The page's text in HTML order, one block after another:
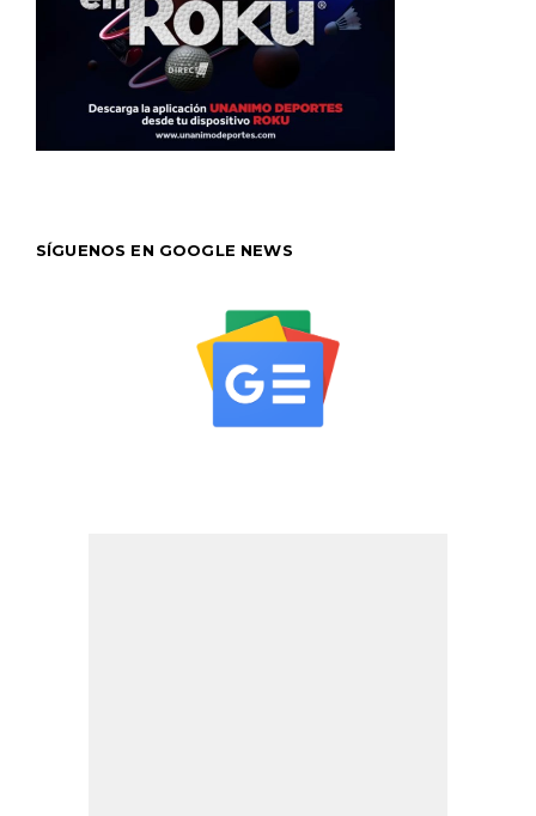
SÍGUENOS EN GOOGLE NEWS